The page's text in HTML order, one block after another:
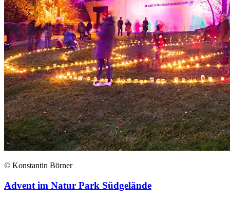
© Konstantin Börner
Advent im Natur Park Südgelände